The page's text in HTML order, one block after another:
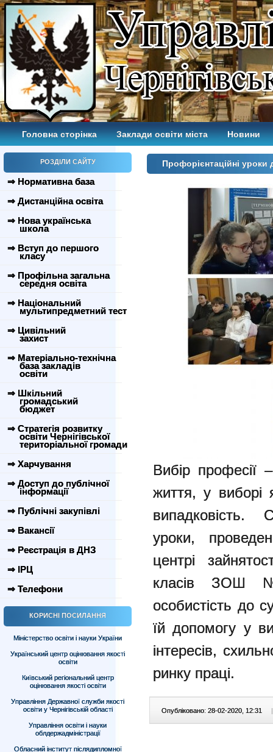
Головна сторінка Заклади освіти міста Новини
РОЗДІЛИ САЙТУ
⇒ Нормативна база
⇒ Дистанційна освіта
⇒ Нова українська
школа
⇒ Вступ до першого
класу
⇒ Профільна загальна
середня освіта
⇒ Національний
мультипредметний тест
⇒ Цивільний
захист
⇒ Матеріально-технічна
база закладів
освіти
⇒ Шкільний
громадський
бюджет
⇒ Стратегія розвитку
освіти Чернігівської
територіальної громади
⇒ Харчування
⇒ Доступ до публічної
інформації
⇒ Публічні закупівлі
⇒ Вакансії
⇒ Реєстрація в ДНЗ
⇒ ІРЦ
⇒ Телефони
КОРИСНІ ПОСИЛАННЯ
Міністерство освіти і науки України
Український центр оцінювання якості
освіти
Київський регіональний центр
оцінювання якості освіти
Управління Державної служби якості
освіти у Чернігівській області
Управління освіти і науки
облдержадміністрації
Обласний інститут післядипломної
Профорієнтаційні
Вибір
життя, у виборі
випадковість.
уроки,
центрі
класів ЗОШ
особистість до
їй допомогу у
інтересів,
ринку праці.
Опубліковано: 28-02-2020, 12:31 |